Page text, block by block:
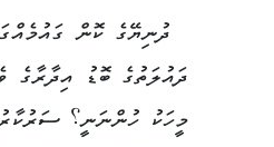
ދުނިޔޭގެ ކޮން
ދައުލަތުގެ ބޮޑު އިދާރާގެ
މީހަކު ހުންނަނީ؟